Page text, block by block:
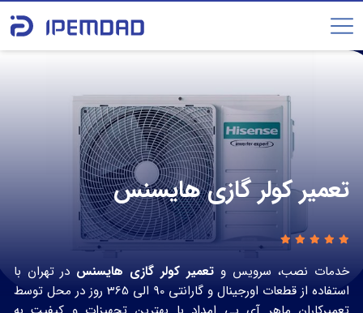
تعمیر کولر گازی هایسنس
خدمات نصب، سرویس و تعمیر کولر گازی هایسنس در تهران با
استفاده از قطعات اورجینال و گارانتی 90 الی 365 روز در محل توسط